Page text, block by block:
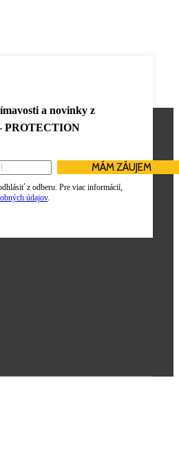
a novinky z
PROTECTION
z odberu. Pre viac informácií,
údajov.